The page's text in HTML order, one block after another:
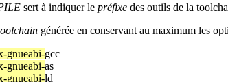
sert à indiquer le préfixe des outils de la
générée en conservant au maximum les
gnueabi-gcc
gnueabi-as
gnueabi-ld